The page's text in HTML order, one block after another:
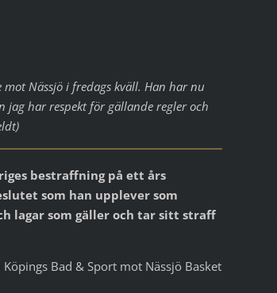
Nässjö i fredags kväll. Han har nu
jag har respekt för gällande regler och
bestraffning på ett års
som han upplever som
lagar som gäller och tar sitt straff
Bad & Sport mot Nässjö Basket